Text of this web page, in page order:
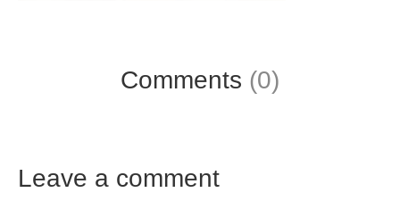
Comments (0)
Leave a comment